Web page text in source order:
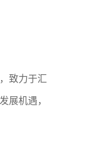
致力于汇
展机遇，